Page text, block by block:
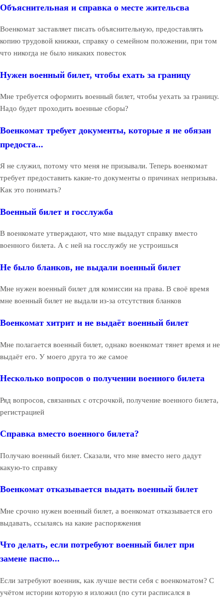
Объяснительная и справка о месте жительсва
Военкомат заставляет писать объяснительную, предоставлять
копию трудовой книжки, справку о семейном положении, при том
что никогда не было никаких повесток
Нужен военный билет, чтобы ехать за границу
Мне требуется оформить военный билет, чтобы уехать за границу.
Надо будет проходить военные сборы?
Военкомат требует документы, которые я не обязан
предоста...
Я не служил, потому что меня не призывали. Теперь военкомат
требует предоставить какие-то документы о причинах непризыва.
Как это понимать?
Военный билет и госслужба
В военкомате утверждают, что мне выдадут справку вместо
военного билета. А с ней на госслужбу не устроишься
Не было бланков, не выдали военный билет
Мне нужен военный билет для комиссии на права. В своё время
мне военный билет не выдали из-за отсутствия бланков
Военкомат хитрит и не выдаёт военный билет
Мне полагается военный билет, однако военкомат тянет время и не
выдаёт его. У моего друга то же самое
Несколько вопросов о получении военного билета
Ряд вопросов, связанных с отсрочкой, получение военного билета,
регистрацией
Справка вместо военного билета?
Получаю военный билет. Сказали, что мне вместо него дадут
какую-то справку
Военкомат отказывается выдать военный билет
Мне срочно нужен военный билет, а военкомат отказывается его
выдавать, ссылаясь на какие распоряжения
Что делать, если потребуют военный билет при
замене паспо...
Если затребуют военник, как лучше вести себя с военкоматом? С
учётом истории которую я изложил (по сути расписался в